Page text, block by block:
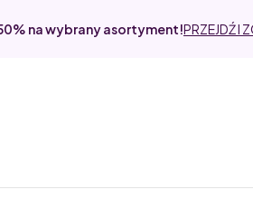
na wybrany asortyment!PRZEJDŹ I